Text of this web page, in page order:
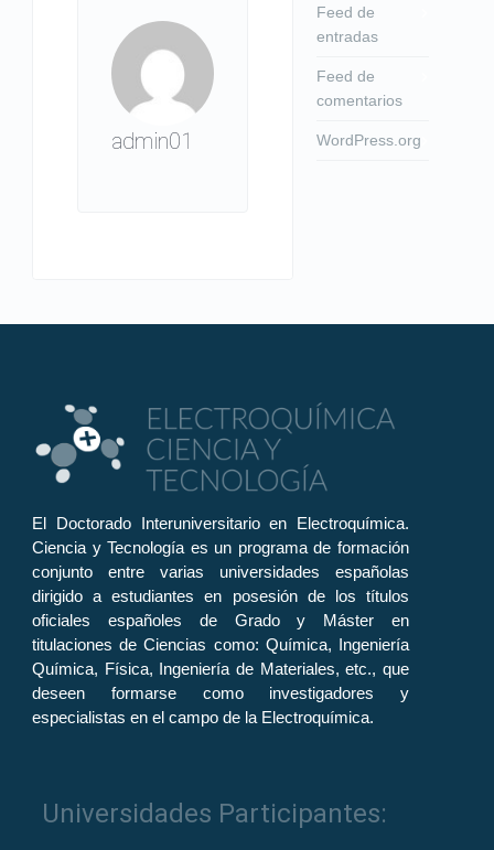
admin01
Feed de
entradas
Feed de
comentarios
WordPress.org
El Doctorado Interuniversitario en Electroquímica.
Ciencia y Tecnología es un programa de formación
conjunto entre varias universidades españolas
dirigido a estudiantes en posesión de los títulos
oficiales españoles de Grado y Máster en
titulaciones de Ciencias como: Química, Ingeniería
Química, Física, Ingeniería de Materiales, etc., que
deseen formarse como investigadores y
especialistas en el campo de la Electroquímica.
Universidades Participantes: